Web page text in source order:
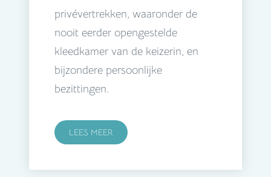
privévertrekken, waaronder de
nooit eerder opengestelde
kleedkamer van de keizerin, en
bijzondere persoonlijke
bezittingen.
LEES MEER